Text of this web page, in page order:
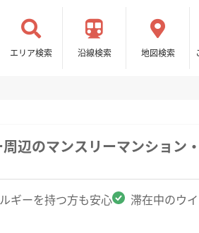
エリア検索 沿線検索 地図検索
辺のマンスリーマンション
ギーを持つ方も安心 滞在中のウ